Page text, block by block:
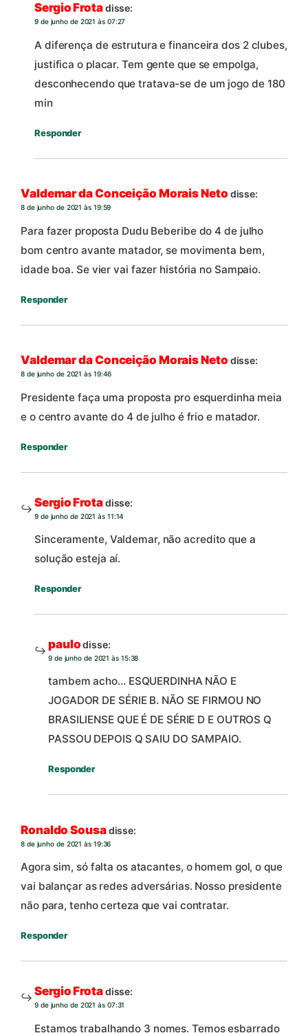
Sergio Frotadisse:
9 de junho de 2021 às 07:27
A diferença de estrutura e financeira dos 2 clubes,
justifica o placar. Tem gente que se empolga,
desconhecendo que tratava-se de um jogo de 180
min
Responder
Valdemar da Conceição Morais Neto disse:
8 de junho de 2021 às 19:59
Para fazer proposta Dudu Beberibe do 4 de julho
bom centro avante matador, se movimenta bem,
idade boa. Se vier vai fazer história no Sampaio.
Responder
Valdemar da Conceição Morais Neto disse:
8 de junho de 2021 às 19:46
Presidente faça uma proposta pro esquerdinha meia
e o centro avante do 4 de julho é frio e matador.
Responder
Sergio Frotadisse:
9 de junho de 2021 às 11:14
Sinceramente, Valdemar, não acredito que a
solução esteja aí.
Responder
paulo disse:
9 de junho de 2021 às 15:38
tambem acho… ESQUERDINHA NÃO E
JOGADOR DE SÉRIE B. NÃO SE FIRMOU NO
BRASILIENSE QUE É DE SÉRIE D E OUTROS Q
PASSOU DEPOIS Q SAIU DO SAMPAIO.
Responder
Ronaldo Sousadisse:
8 de junho de 2021 às 19:36
Agora sim, só falta os atacantes, o homem gol, o que
vai balançar as redes adversárias. Nosso presidente
não para, tenho certeza que vai contratar.
Responder
Sergio Frotadisse:
9 de junho de 2021 às 07:31
Estamos trabalhando 3 nomes. Temos esbarrado